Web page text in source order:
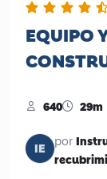
EQUIPO
640 29m
IE por